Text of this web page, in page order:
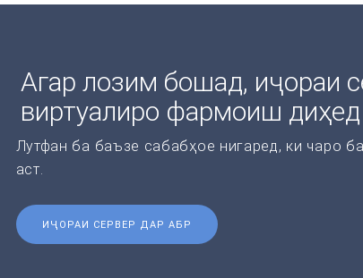
Агар лозим бошад, иҷораи
виртуалиро фармоиш диҳед
Лутфан ба баъзе сабабҳое нигаред, ки чаро
аст.
ИҶОРАИ СЕРВЕР ДАР АБР